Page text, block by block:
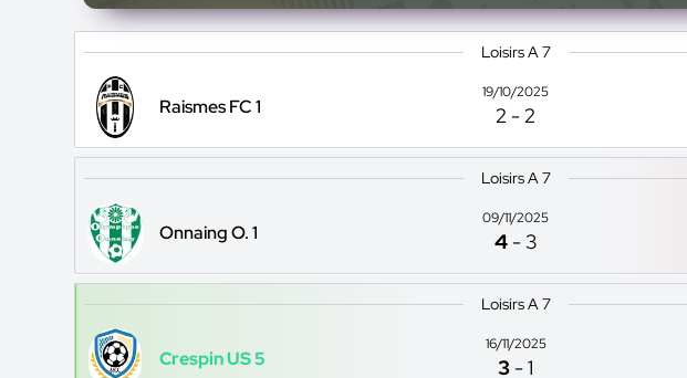
Loisirs A 7
Raismes FC 1
19/10/2025
2 -2
Loisirs A 7
Onnaing O. 1
09/11/2025
4 - 3
Loisirs A 7
Crespin US 5
16/11/2025
3 -1